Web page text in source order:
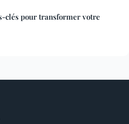
clés pour transformer votre